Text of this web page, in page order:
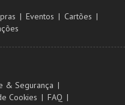
Eventos
Cartões
& Segurança
Cookies
FAQ